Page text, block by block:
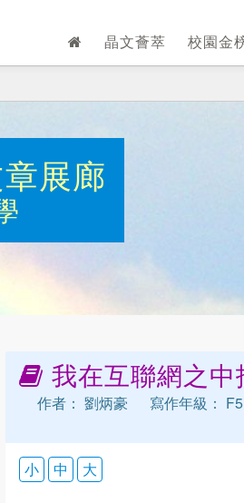
晶文薈萃 校園金
展廊
我在互聯網之
作者： 劉炳豪 寫作年級： F5
小 中 大